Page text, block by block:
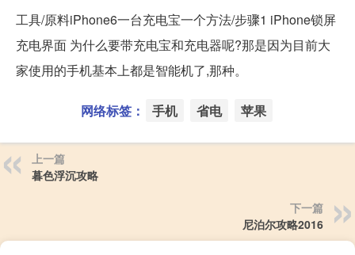
工具/原料iPhone6一台充电宝一个方法/步骤1 iPhone锁屏
充电界面 为什么要带充电宝和充电器呢?那是因为目前大
家使用的手机基本上都是智能机了,那种。
网络标签： 手机 省电 苹果
上一篇
暮色浮沉攻略
下一篇
尼泊尔攻略2016